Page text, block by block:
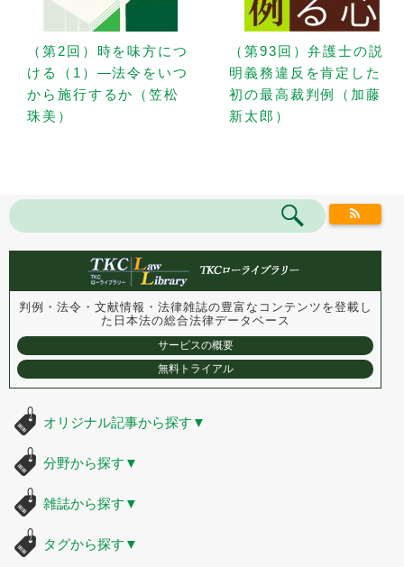
（第2回）時を味方につ
ける（1）—法令をいつ
から施行するか（笠松
珠美）
（第93回）弁護士の説
明義務違反を肯定した
初の最高裁判例（加藤
新太郎）
判例・法令・文献情報・法律雑誌の豊富なコンテンツを登載し
た 日本法の総合法律データベース
サービスの概要
無料トライアル
オリジナル記事から探す ▼
分野から探す ▼
雑誌から探す ▼
タグから探す ▼